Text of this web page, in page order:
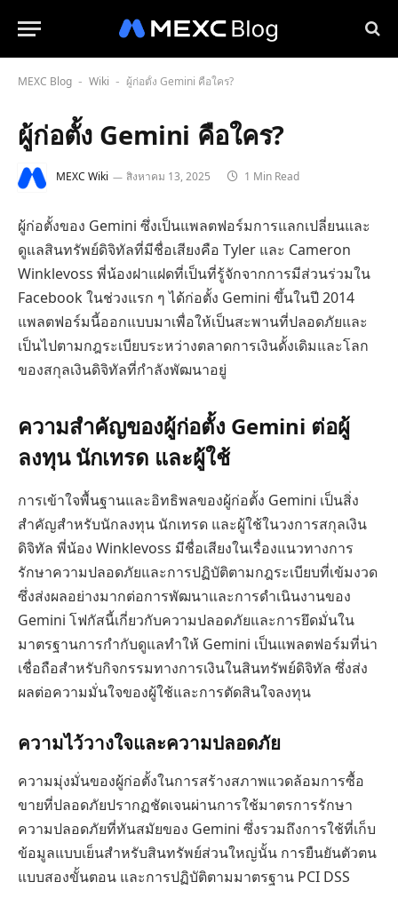
MEXC Blog - Wiki - ผู้ก่อตั้ง Gemini คือใคร?
ผู้ก่อตั้ง Gemini คือใคร?
MEXC Wiki สิงหาคม 13, 2025 1 Min Read
ผู้ก่อตั้งของ Gemini ซึ่งเป็นแพลตฟอร์มการแลกเปลี่ยนและ
ดูแลสินทรัพย์ดิจิทัลที่มีชื่อเสียงคือ Tyler และ Cameron
Winklevoss พี่น้องฝาแฝดที่เป็นที่รู้จักจากการมีส่วนร่วมใน
Facebook ในช่วงแรก ๆ ได้ก่อตั้ง Gemini ขึ้นในปี 2014
แพลตฟอร์มนี้ออกแบบมาเพื่อให้เป็นสะพานที่ปลอดภัยและ
เป็นไปตามกฎระเบียบระหว่างตลาดการเงินดั้งเดิมและโลก
ของสกุลเงินดิจิทัลที่กำลังพัฒนาอยู่
ความสำคัญของผู้ก่อตั้ง Gemini ต่อผู้
ลงทุน นักเทรด และผู้ใช้
การเข้าใจพื้นฐานและอิทธิพลของผู้ก่อตั้ง Gemini เป็นสิ่ง
สำคัญสำหรับนักลงทุน นักเทรด และผู้ใช้ในวงการสกุลเงิน
ดิจิทัล พี่น้อง Winklevoss มีชื่อเสียงในเรื่องแนวทางการ
รักษาความปลอดภัยและการปฏิบัติตามกฎระเบียบที่เข้มงวด
ซึ่งส่งผลอย่างมากต่อการพัฒนาและการดำเนินงานของ
Gemini โฟกัสนี้เกี่ยวกับความปลอดภัยและการยึดมั่นใน
มาตรฐานการกำกับดูแลทำให้ Gemini เป็นแพลตฟอร์มที่น่า
เชื่อถือสำหรับกิจกรรมทางการเงินในสินทรัพย์ดิจิทัล ซึ่งส่ง
ผลต่อความมั่นใจของผู้ใช้และการตัดสินใจลงทุน
ความไว้วางใจและความปลอดภัย
ความมุ่งมั่นของผู้ก่อตั้งในการสร้างสภาพแวดล้อมการซื้อ
ขายที่ปลอดภัยปรากฏชัดเจนผ่านการใช้มาตรการรักษา
ความปลอดภัยที่ทันสมัยของ Gemini ซึ่งรวมถึงการใช้ที่เก็บ
ข้อมูลแบบเย็นสำหรับสินทรัพย์ส่วนใหญ่นั้น การยืนยันตัวตน
แบบสองขั้นตอน และการปฏิบัติตามมาตรฐาน PCI DSS